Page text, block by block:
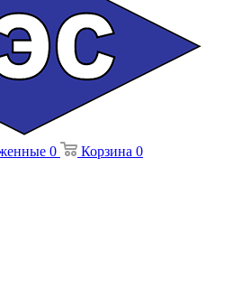
0 Корзина 0